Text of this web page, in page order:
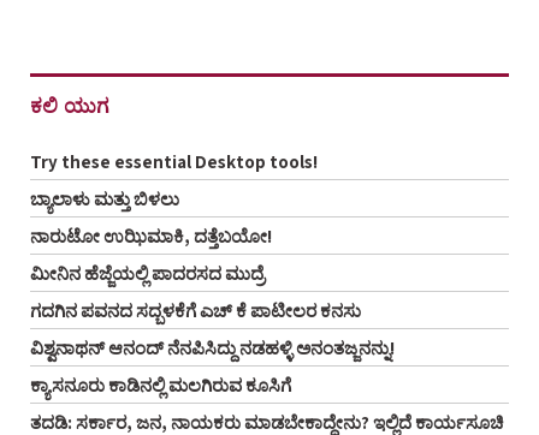
ಕಲಿ ಯುಗ
Try these essential Desktop tools!
ಬ್ಯಾಲಾಳು ಮತ್ತು ಬಿಳಲು
ನಾರುಟೋ ಉಝಿಮಾಕಿ, ದತ್ತೆಬಯೋ!
ಮೀನಿನ ಹೆಜ್ಜೆಯಲ್ಲಿ ಪಾದರಸದ ಮುದ್ರೆ
ಗದಗಿನ ಪವನದ ಸದ್ಬಳಕೆಗೆ ಎಚ್ ಕೆ ಪಾಟೀಲರ ಕನಸು
ವಿಶ್ವನಾಥನ್ ಆನಂದ್ ನೆನಪಿಸಿದ್ದು ನಡಹಳ್ಳಿ ಅನಂತಜ್ಜನನ್ನು!
ಕ್ಯಾಸನೂರು ಕಾಡಿನಲ್ಲಿ ಮಲಗಿರುವ ಕೂಸಿಗೆ
ತದಡಿ: ಸರ್ಕಾರ, ಜನ, ನಾಯಕರು ಮಾಡಬೇಕಾದ್ದೇನು? ಇಲ್ಲಿದೆ ಕಾರ್ಯಸೂಚಿ